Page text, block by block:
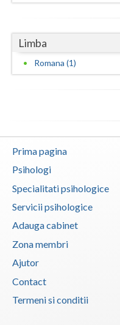
Limba
Romana (1)
Prima pagina
Psihologi
Specialitati psihologice
Servicii psihologice
Adauga cabinet
Zona membri
Ajutor
Contact
Termeni si conditii